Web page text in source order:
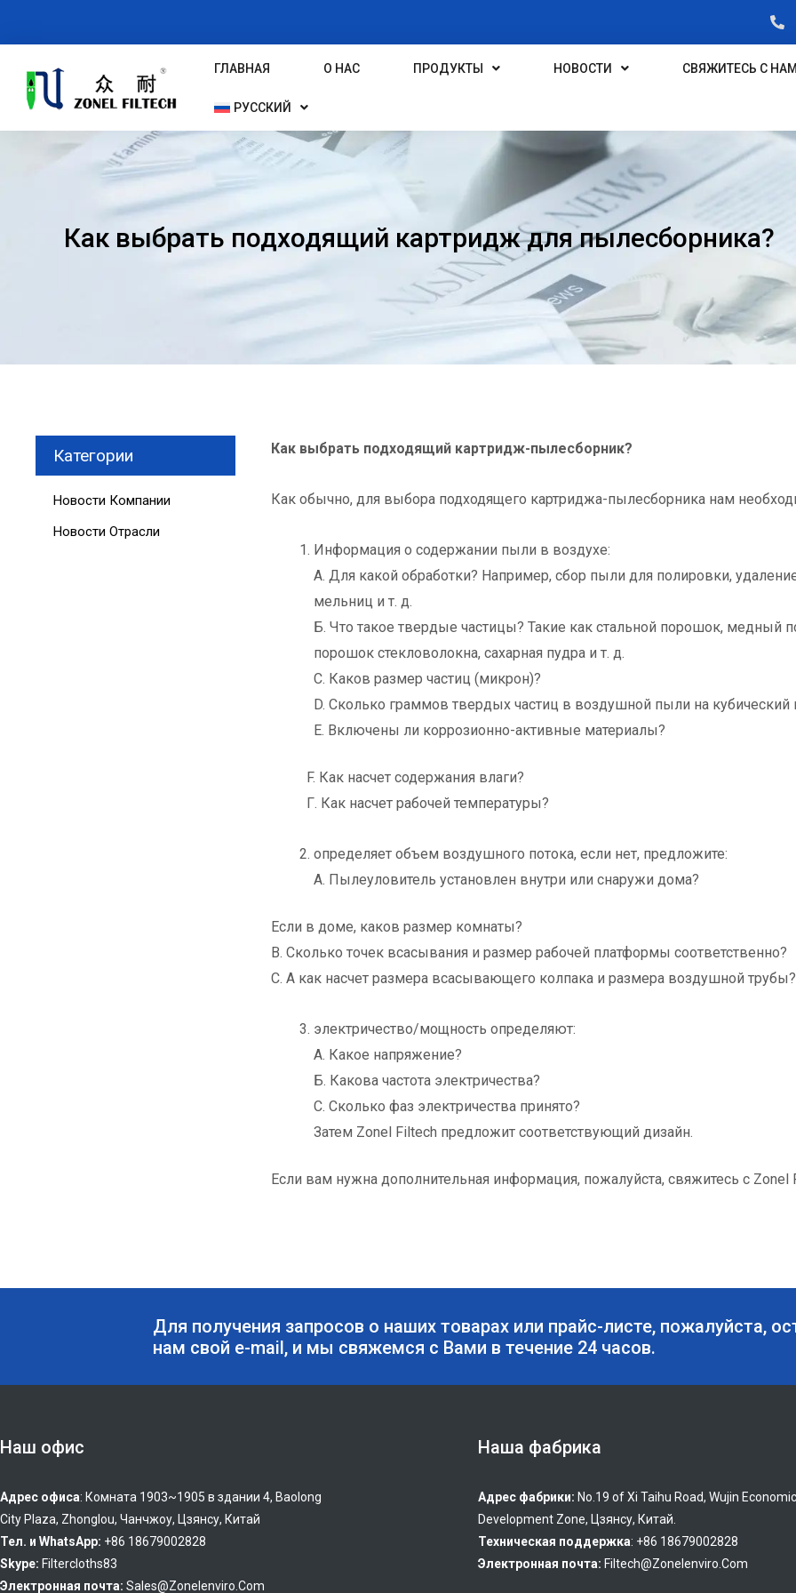
Содержимому
ГЛАВНАЯ О НАС ПРОДУКТЫ НОВОСТИ СВЯЖИТЕСЬ С
РУССКИЙ
Как выбрать подходящий картридж для пылесборника?
Категории
Новости Компании
Новости Отрасли
Как выбрать подходящий картридж-пылесборник?
Как обычно, для выбора подходящего картриджа-пылесборника нам
Информация о содержании пыли в воздухе:
А. Для какой обработки? Например, сбор пыли для полировки,
мельниц и т. д.
Б. Что такое твердые частицы? Такие как стальной порошок,
порошок стекловолокна, сахарная пудра и т. д.
C. Каков размер частиц (микрон)?
D. Сколько граммов твердых частиц в воздушной пыли на кубический
E. Включены ли коррозионно-активные материалы?
F. Как насчет содержания влаги?
Г. Как насчет рабочей температуры?
определяет объем воздушного потока, если нет, предложите:
А. Пылеуловитель установлен внутри или снаружи дома?
Если в доме, каков размер комнаты?
B. Сколько точек всасывания и размер рабочей платформы соответственно?
C. А как насчет размера всасывающего колпака и размера воздушной трубы?
электричество/мощность определяют:
А. Какое напряжение?
Б. Какова частота электричества?
C. Сколько фаз электричества принято?
Затем Zonel Filtech предложит соответствующий дизайн.
Если вам нужна дополнительная информация, пожалуйста, свяжитесь с Zonel
Для получения запросов о наших товарах или прайс-листе, пожалуйста,
нам свой e-mail, и мы свяжемся с Вами в течение 24 часов.
Наш офис
Адрес офиса: Комната 1903~1905 в здании 4, Baolong
City Plaza, Zhonglou, Чанчжоу, Цзянсу, Китай
Тел. и WhatsApp: +86 18679002828
Skype: Filtercloths83
Электронная почта: Sales@zonelenviro.com
Наша фабрика
Адрес фабрики: No.19 of Xi Taihu Road, Wujin Economic
Development Zone, Цзянсу, Китай.
Техническая поддержка: +86 18679002828
Электронная почта: Filtech@zonelenviro.com